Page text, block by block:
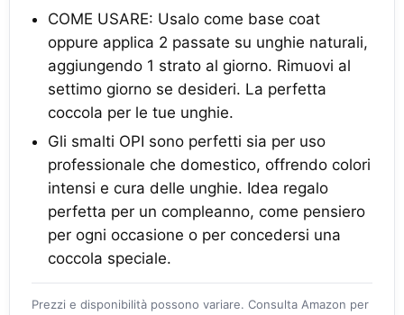
COME USARE: Usalo come base coat
oppure applica 2 passate su unghie naturali,
aggiungendo 1 strato al giorno. Rimuovi al
settimo giorno se desideri. La perfetta
coccola per le tue unghie.
Gli smalti OPI sono perfetti sia per uso
professionale che domestico, offrendo colori
intensi e cura delle unghie. Idea regalo
perfetta per un compleanno, come pensiero
per ogni occasione o per concedersi una
coccola speciale.
Prezzi e disponibilità possono variare. Consulta Amazon per